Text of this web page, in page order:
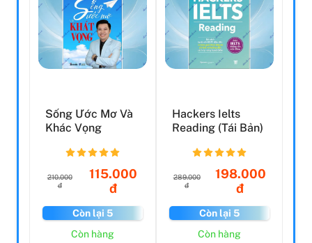
Sống Ước Mơ Và
Khác Vọng
210.000
đ
115.000
đ
Còn lại 5
Còn hàng
Hackers Ielts
Reading (Tái Bản)
289.000
đ
198.000
đ
Còn lại 5
Còn hàng